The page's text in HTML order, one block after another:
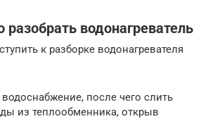
разобрать водонагреватель
к разборке водонагревателя
после чего слить
из теплообменника, открыв